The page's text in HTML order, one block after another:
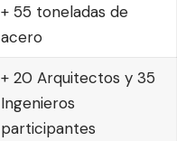
+ 55 toneladas de
acero
+ 20 Arquitectos y 35
Ingenieros
participantes